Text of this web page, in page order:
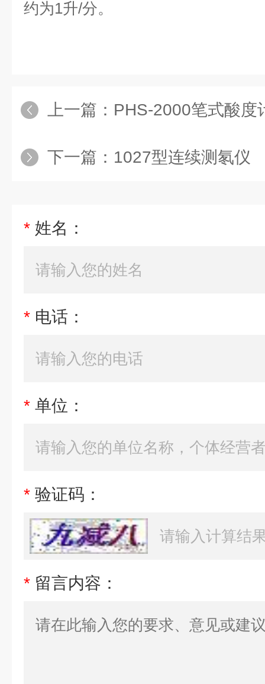
约为1升/分。
上一篇： PHS-2000笔式酸度
下一篇： 1027型连续测氡仪
* 姓名：
* 电话：
* 单位：
* 验证码：
* 留言内容：